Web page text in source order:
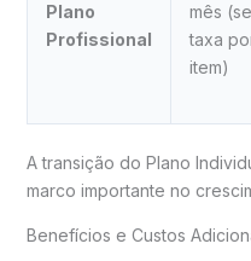
Plano
Profissional
mês
taxa
item)
A transição do Plano
marco importante no
Benefícios e Custos